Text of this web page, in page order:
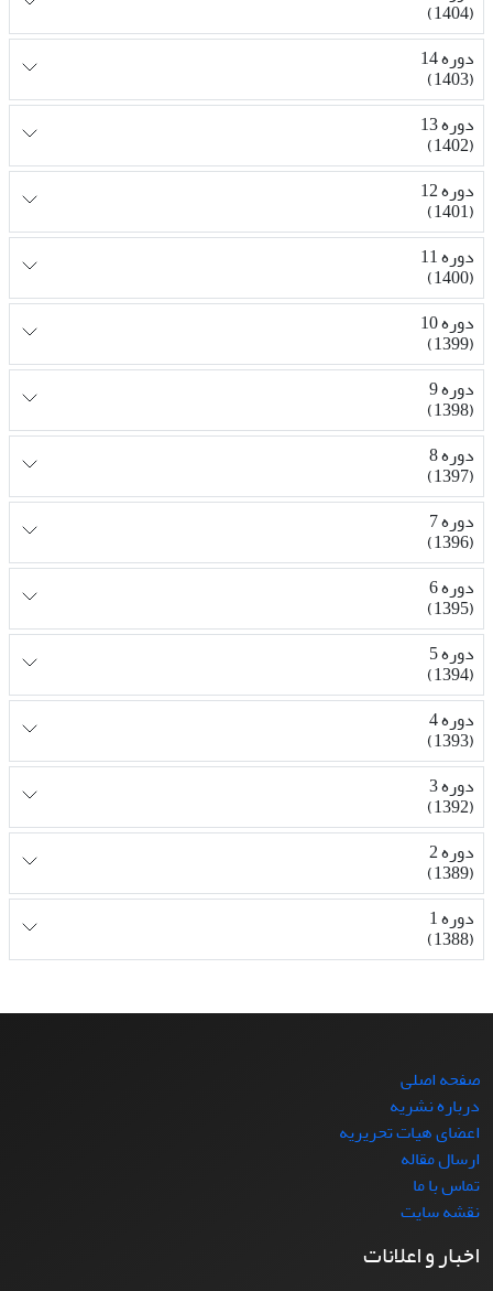
(1404)
دوره 14
(1403)
دوره 13
(1402)
دوره 12
(1401)
دوره 11
(1400)
دوره 10
(1399)
دوره 9
(1398)
دوره 8
(1397)
دوره 7
(1396)
دوره 6
(1395)
دوره 5
(1394)
دوره 4
(1393)
دوره 3
(1392)
دوره 2
(1389)
دوره 1
(1388)
صفحه اصلی
درباره نشریه
اعضای هیات تحریریه
ارسال مقاله
تماس با ما
نقشه سایت
اخبار و اعلانات